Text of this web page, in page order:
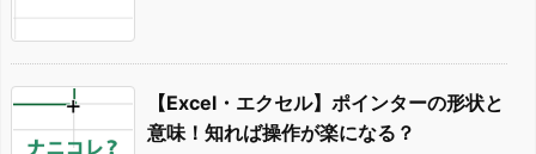
【Excel・エクセル】ポインターの形状と
意味！知れば操作が楽になる？